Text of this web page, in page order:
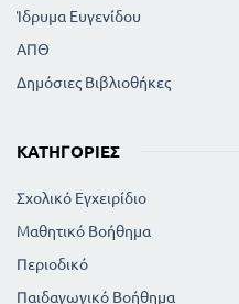
Ίδρυμα Ευγενίδου
ΑΠΘ
Δημόσιες Βιβλιοθήκες
ΚΑΤΗΓΟΡΊΕΣ
Σχολικό Εγχειρίδιο
Μαθητικό Βοήθημα
Περιοδικό
Παιδαγωγικό Βοήθημα